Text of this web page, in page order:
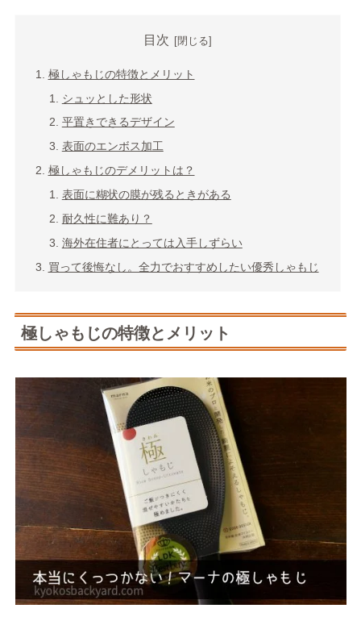
目次
極しゃもじの特徴とメリット
シュッとした形状
平置きできるデザイン
表面のエンボス加工
極しゃもじのデメリットは？
表面に糊状の膜が残るときがある
耐久性に難あり？
海外在住者にとっては入手しずらい
買って後悔なし。全力でおすすめしたい優秀しゃもじ
極しゃもじの特徴とメリット